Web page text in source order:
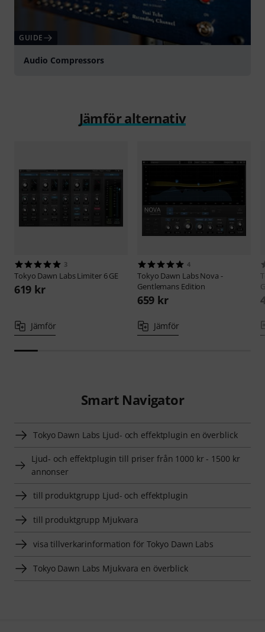
GUIDE
Audio Compressors
Jämför alternativ
3
Tokyo Dawn LabsLimiter 6 GE
619 kr
Jämför
4
Tokyo Dawn LabsNova -
Gentlemans Edition
659 kr
Jämför
Smart Navigator
Tokyo Dawn Labs Ljud- och effektplugin en överblick
Ljud- och effektplugin till priser från 1000 kr - 1500 kr
annonser
till produktgrupp Ljud- och effektplugin
till produktgrupp Mjukvara
visa tillverkarinformation för Tokyo Dawn Labs
Tokyo Dawn Labs Mjukvara en överblick